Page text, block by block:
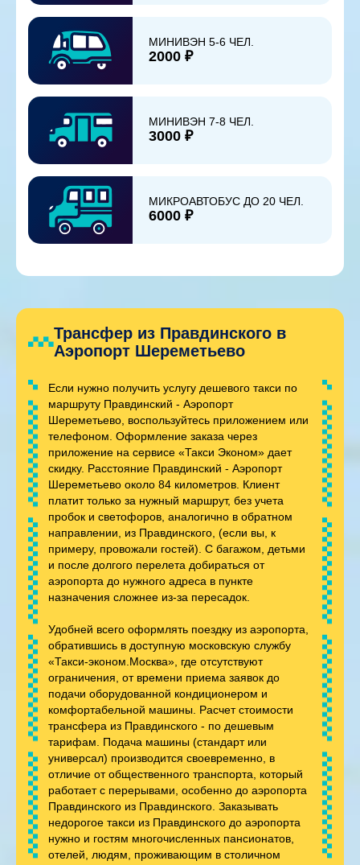
МИНИВЭН 5-6 ЧЕЛ.
2000 ₽
МИНИВЭН 7-8 ЧЕЛ.
3000 ₽
МИКРОАВТОБУС ДО 20 ЧЕЛ.
6000 ₽
Трансфер из Правдинского в
Аэропорт Шереметьево
Если нужно получить услугу дешевого такси по
маршруту Правдинский - Аэропорт
Шереметьево, воспользуйтесь приложением или
телефоном. Оформление заказа через
приложение на сервисе «Такси Эконом» дает
скидку. Расстояние Правдинский - Аэропорт
Шереметьево около 84 километров. Клиент
платит только за нужный маршрут, без учета
пробок и светофоров, аналогично в обратном
направлении, из Правдинского, (если вы, к
примеру, провожали гостей). С багажом, детьми
и после долгого перелета добираться от
аэропорта до нужного адреса в пункте
назначения сложнее из-за пересадок.
Удобней всего оформлять поездку из аэропорта,
обратившись в доступную московскую службу
«Такси-эконом.Москва», где отсутствуют
ограничения, от времени приема заявок до
подачи оборудованной кондиционером и
комфортабельной машины. Расчет стоимости
трансфера из Правдинского - по дешевым
тарифам. Подача машины (стандарт или
универсал) производится своевременно, в
отличие от общественного транспорта, который
работает с перерывами, особенно до аэропорта
Правдинского из Правдинского. Заказывать
недорогое такси из Правдинского до аэропорта
нужно и гостям многочисленных пансионатов,
отелей, людям, проживающим в столичном